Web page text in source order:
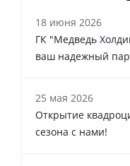
18 июня 2026
ГК "Медведь
ваш надежный
25 мая 2026
Открытие
сезона с нами!